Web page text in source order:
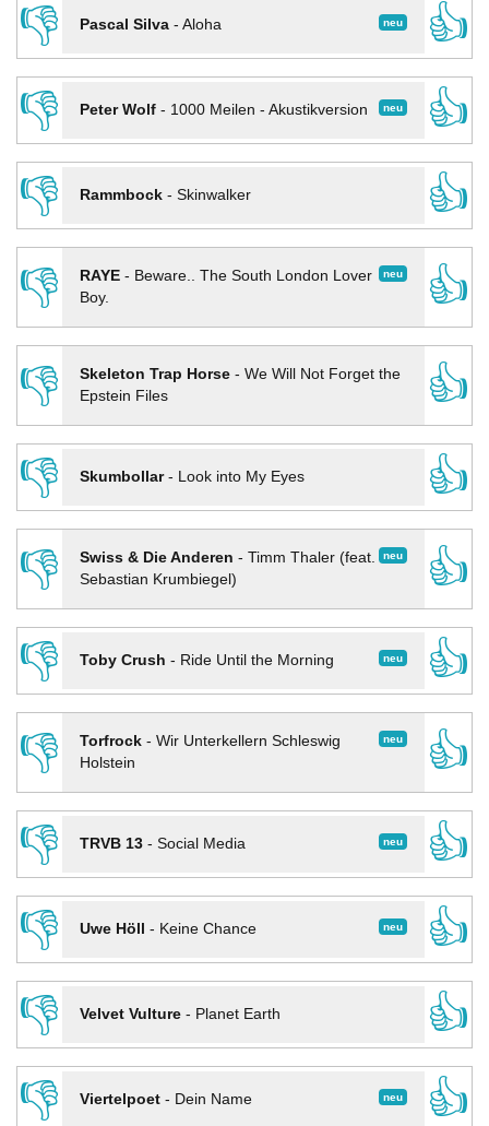
👎
neu
Pascal Silva- Aloha
👍
👎
neu
Peter Wolf- 1000 Meilen - Akustikversion
👍
👎
Rammbock- Skinwalker
👍
👎
neu
RAYE- Beware.. The South London Lover
Boy.
👍
👎 Skeleton Trap Horse- We Will Not Forget the
Epstein Files
👍
👎
Skumbollar- Look into My Eyes
👍
👎
neu
Swiss & Die Anderen - Timm Thaler (feat.
Sebastian Krumbiegel)
👍
👎
neu
Toby Crush - Ride Until the Morning
👍
👎
neu
Torfrock- Wir Unterkellern Schleswig
Holstein
👍
👎
neu
TRVB 13- Social Media
👍
👎
neu
Uwe Höll - Keine Chance
👍
👎
Velvet Vulture- Planet Earth
👍
👎
neu
Viertelpoet- Dein Name
👍